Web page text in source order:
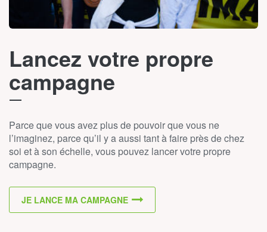
Lancez votre propre
campagne
Parce que vous avez plus de pouvoir que vous ne
l’imaginez, parce qu’il y a aussi tant à faire près de chez
soi et à son échelle, vous pouvez lancer votre propre
campagne.
JE LANCE MA CAMPAGNE